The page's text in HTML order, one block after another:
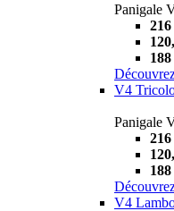
Panigale
V4
Panigale
216
V4